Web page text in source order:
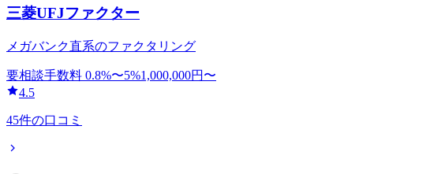
三菱UFJファクター
メガバンク直系のファクタリング
要相談手数料 0.8%〜5%1,000,000円〜
4.5
45件の口コミ